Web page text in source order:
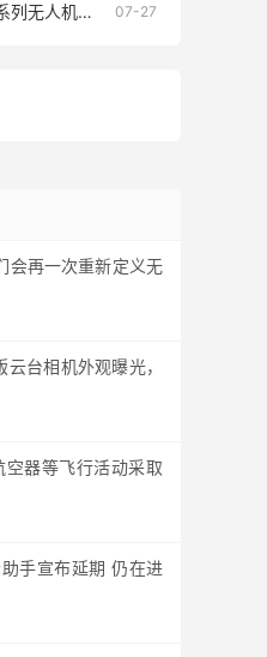
07-27
入模块化设计
会再一次重新定义无
台相机外观曝光，
空器等飞行活动采取
手宣布延期 仍在进